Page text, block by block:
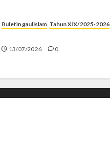
Buletin gaulislam Tahun XIX/2025-2026
13/07/2026 0